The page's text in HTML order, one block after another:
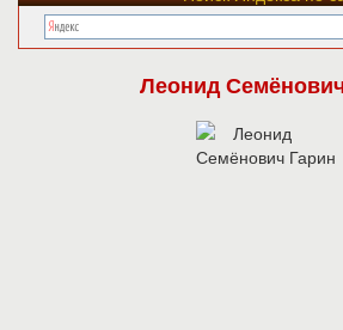
Леонид